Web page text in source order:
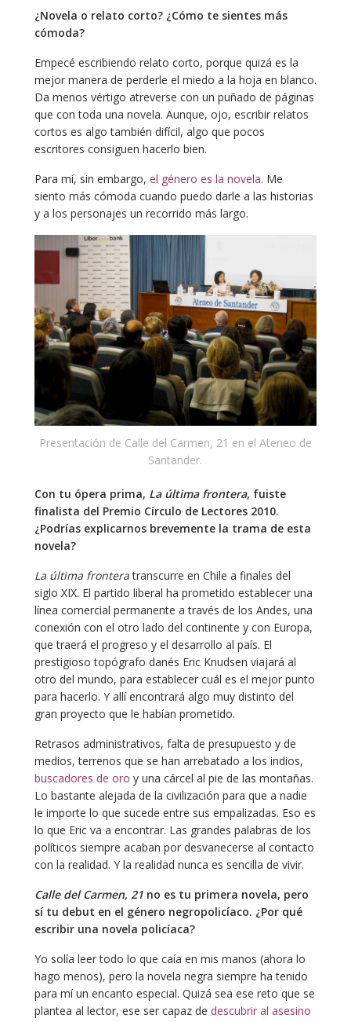
¿Novela o relato corto? ¿Cómo te sientes más
cómoda?
Empecé escribiendo relato corto, porque quizá es la
mejor manera de perderle el miedo a la hoja en blanco.
Da menos vértigo atreverse con un puñado de páginas
que con toda una novela. Aunque, ojo, escribir relatos
cortos es algo también difícil, algo que pocos
escritores consiguen hacerlo bien.
Para mí, sin embargo, el género es la novela. Me
siento más cómoda cuando puedo darle a las historias
y a los personajes un recorrido más largo.
Presentación de Calle del Carmen, 21 en el Ateneo de
Santander.
Con tu ópera prima, La última frontera, fuiste
finalista del Premio Círculo de Lectores 2010.
¿Podrías explicarnos brevemente la trama de esta
novela?
La última fronteratranscurre en Chile a finales del
siglo XIX. El partido liberal ha prometido establecer una
línea comercial permanente a través de los Andes, una
conexión con el otro lado del continente y con Europa,
que traerá el progreso y el desarrollo al país. El
prestigioso topógrafo danés Eric Knudsen viajará al
otro del mundo, para establecer cuál es el mejor punto
para hacerlo. Y allí encontrará algo muy distinto del
gran proyecto que le habían prometido.
Retrasos administrativos, falta de presupuesto y de
medios, terrenos que se han arrebatado a los indios,
buscadores de oro y una cárcel al pie de las montañas.
Lo bastante alejada de la civilización para que a nadie
le importe lo que sucede entre sus empalizadas. Eso es
lo que Eric va a encontrar. Las grandes palabras de los
políticos siempre acaban por desvanecerse al contacto
con la realidad. Y la realidad nunca es sencilla de vivir.
Calle del Carmen, 21no es tu primera novela, pero
sí tu debut en el género negropolicíaco. ¿Por qué
escribir una novela policíaca?
Yo solía leer todo lo que caía en mis manos (ahora lo
hago menos), pero la novela negra siempre ha tenido
para mí un encanto especial. Quizá sea ese reto que se
plantea al lector, ese ser capaz de descubrir al asesino